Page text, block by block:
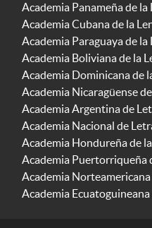
Academia Panameña de la
Academia Cubana de la
Academia Paraguaya de la
Academia Boliviana de la
Academia Dominicana de
Academia Nicaragüense
Academia Argentina de
Academia Nacional de
Academia Hondureña de
Academia Puertorriqueña
Academia
Academia